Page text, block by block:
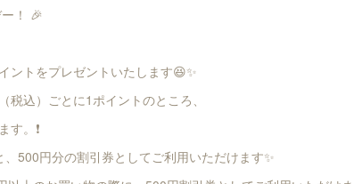
！ 🎉
ントをプレゼントいたします😆✨
込）ごとに1ポイントのところ、
。❗
500円分の割引券としてご利用いただけます✨